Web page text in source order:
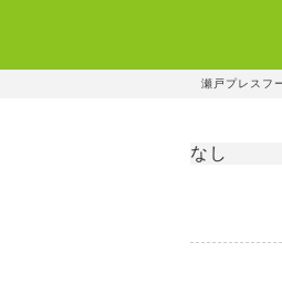
瀬戸プレスフ
なし